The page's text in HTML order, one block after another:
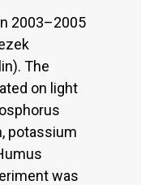
2003–2005
The
on light
potassium
was